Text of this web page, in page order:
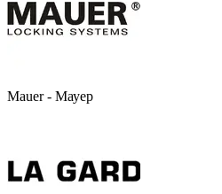
Mauer - Мауер